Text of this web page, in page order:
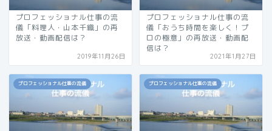
プロフェッショナル仕事の流
儀「料理人・山本千織」の再
放送・動画配信は？
2019年11月26日
プロフェッショナル仕事の流
儀「おうち時間を楽しく！プ
ロの極意」の再放送・動画配
信は？
2021年1月27日
プロフェッショナル仕事の流儀 プロフェッショナル仕事の流儀